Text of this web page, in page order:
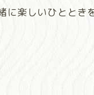
楽しいひとと